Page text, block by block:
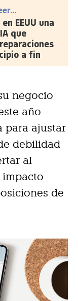
EEUU una
que
a fin
negocio
año
para ajustar
debilidad
al
de